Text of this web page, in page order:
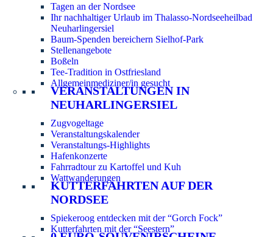
Tagen an der Nordsee
Ihr nachhaltiger Urlaub im Thalasso-Nordseeheilbad
Neuharlingersiel
Baum-Spenden bereichern Sielhof-Park
Stellenangebote
Boßeln
Tee-Tradition in Ostfriesland
Allgemeinmediziner/in gesucht
VERANSTALTUNGEN IN
NEUHARLINGERSIEL
Zugvogeltage
Veranstaltungskalender
Veranstaltungs-Highlights
Hafenkonzerte
Fahrradtour zu Kartoffel und Kuh
Wattwanderungen
KUTTERFAHRTEN AUF DER
NORDSEE
Spiekeroog entdecken mit der “Gorch Fock”
Kutterfahrten mit der “Seestern”